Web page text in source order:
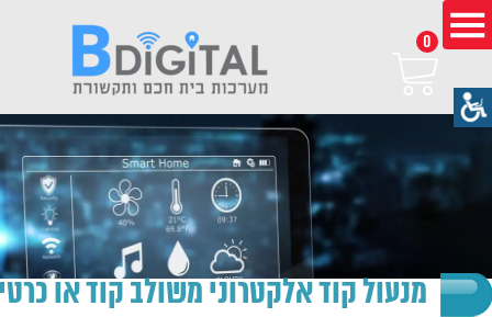
0
מנעול קוד אלקטרוני משולב קוד או